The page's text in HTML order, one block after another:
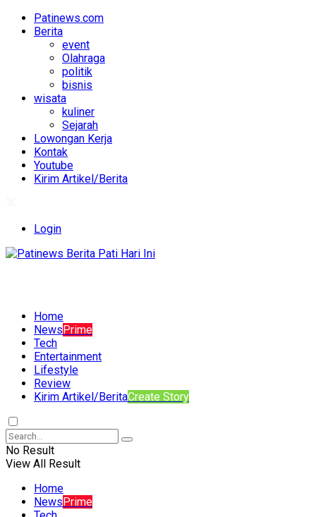
Patinews.com
Berita
event
Olahraga
politik
bisnis
wisata
kuliner
Sejarah
Lowongan Kerja
Kontak
Youtube
Kirim Artikel/Berita
Login
Home
NewsPrime
Tech
Entertainment
Lifestyle
Review
Kirim Artikel/BeritaCreate Story
No Result
View All Result
Home
NewsPrime